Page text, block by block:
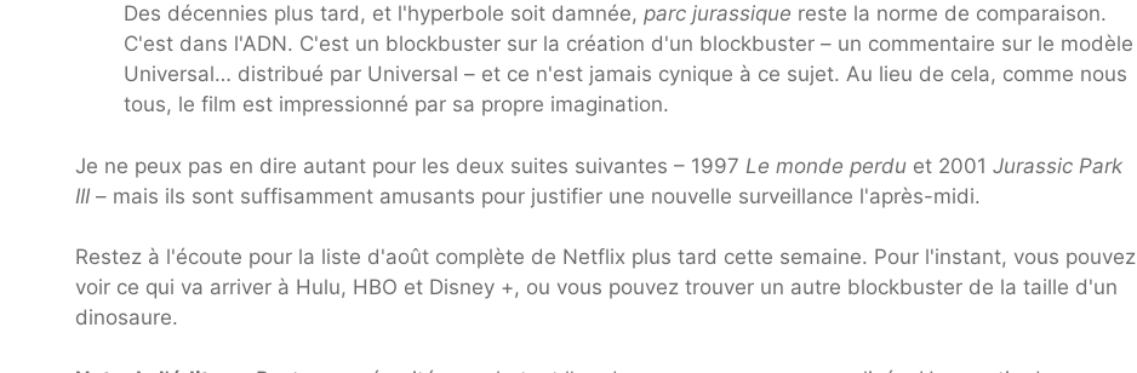
Des décennies plus tard, et l'hyperbole soit damnée, parc jurassique reste la norme de comparaison.
C'est dans l'ADN. C'est un blockbuster sur la création d'un blockbuster – un commentaire sur le modèle
Universal… distribué par Universal – et ce n'est jamais cynique à ce sujet. Au lieu de cela, comme nous
tous, le film est impressionné par sa propre imagination.
Je ne peux pas en dire autant pour les deux suites suivantes – 1997 Le monde perdu et 2001 Jurassic Park
III – mais ils sont suffisamment amusants pour justifier une nouvelle surveillance l'après-midi.
Restez à l'écoute pour la liste d'août complète de Netflix plus tard cette semaine. Pour l'instant, vous pouvez
voir ce qui va arriver à Hulu, HBO et Disney +, ou vous pouvez trouver un autre blockbuster de la taille d'un
dinosaure.